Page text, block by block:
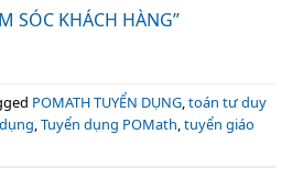
SÓC KHÁCH HÀNG”
POMATH TUYỂN DỤNG,toán tư duy
,Tuyển dụng POMath,tuyển giáo